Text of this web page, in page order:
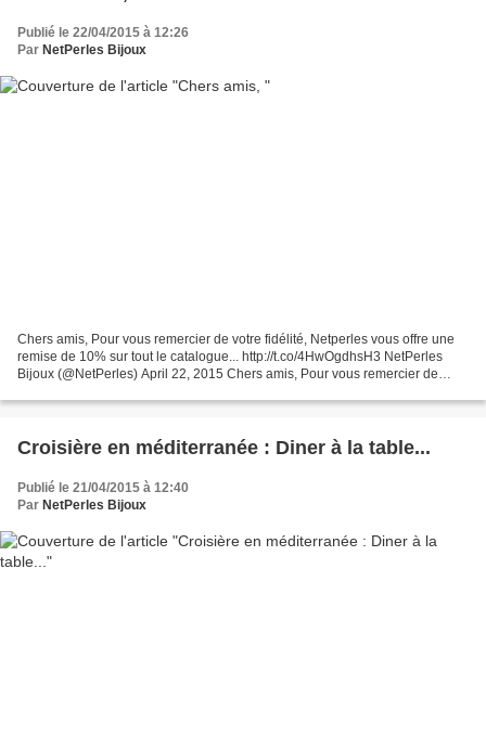
Publié le 22/04/2015 à 12:26
Par NetPerles Bijoux
Chers amis, Pour vous remercier de votre fidélité, Netperles vous offre une
remise de 10% sur tout le catalogue... http://t.co/4HwOgdhsH3 NetPerles
Bijoux (@NetPerles) April 22, 2015 Chers amis, Pour vous remercier de
Croisière en méditerranée : Diner à la table...
Publié le 21/04/2015 à 12:40
Par NetPerles Bijoux